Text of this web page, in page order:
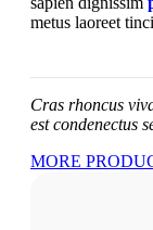
metus laoreet
Cras rhoncus
est condenectus
MORE